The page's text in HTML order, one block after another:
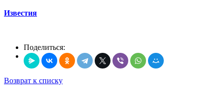
Известия
Поделиться:
Возврат к списку